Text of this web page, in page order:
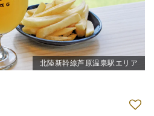
北陸新幹線芦原温泉駅エリア